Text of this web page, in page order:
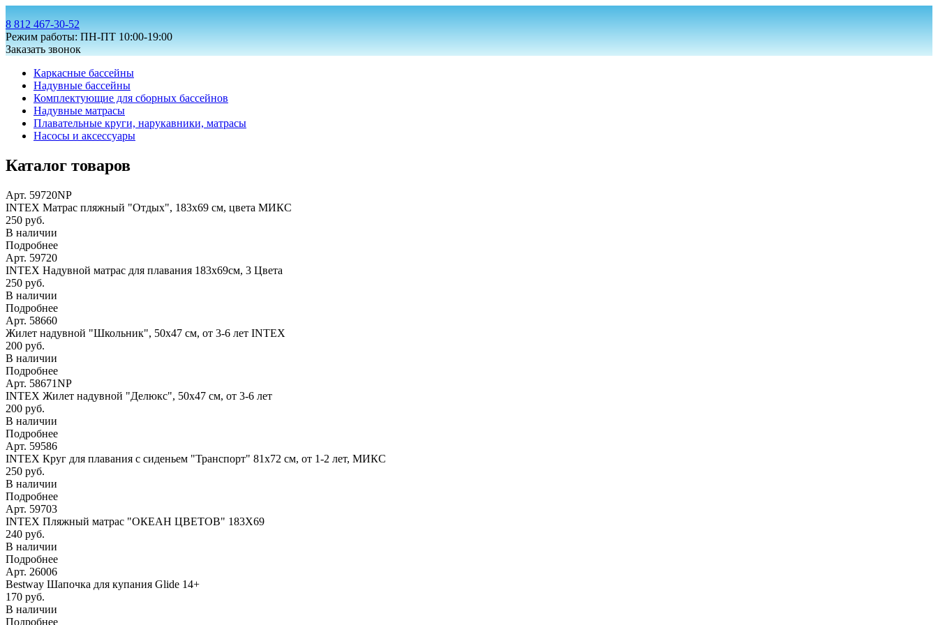
8 812 467-30-52
Режим работы: ПН-ПТ 10:00-19:00
Заказать звонок
Каркасные бассейны
Надувные бассейны
Комплектующие для сборных бассейнов
Надувные матрасы
Плавательные круги, нарукавники, матрасы
Насосы и аксессуары
Каталог товаров
Арт. 59720NP
INTEX Матрас пляжный "Отдых", 183х69 см, цвета МИКС
250 руб.
В наличии
Подробнее
Арт. 59720
INTEX Надувной матрас для плавания 183х69см, 3 Цвета
250 руб.
В наличии
Подробнее
Арт. 58660
Жилет надувной "Школьник", 50х47 см, от 3-6 лет INTEX
200 руб.
В наличии
Подробнее
Арт. 58671NP
INTEX Жилет надувной "Делюкс", 50х47 см, от 3-6 лет
200 руб.
В наличии
Подробнее
Арт. 59586
INTEX Круг для плавания с сиденьем "Транспорт" 81х72 см, от 1-2 лет, МИКС
250 руб.
В наличии
Подробнее
Арт. 59703
INTEX Пляжный матрас "ОКЕАН ЦВЕТОВ" 183Х69
240 руб.
В наличии
Подробнее
Арт. 26006
Bestway Шапочка для купания Glide 14+
170 руб.
В наличии
Подробнее